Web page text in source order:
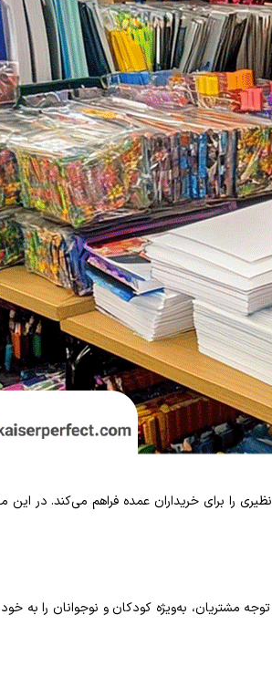
را برای خریداران عمده فراهم می‌کند. در این
مشتریان، به‌ویژه کودکان و نوجوانان را به